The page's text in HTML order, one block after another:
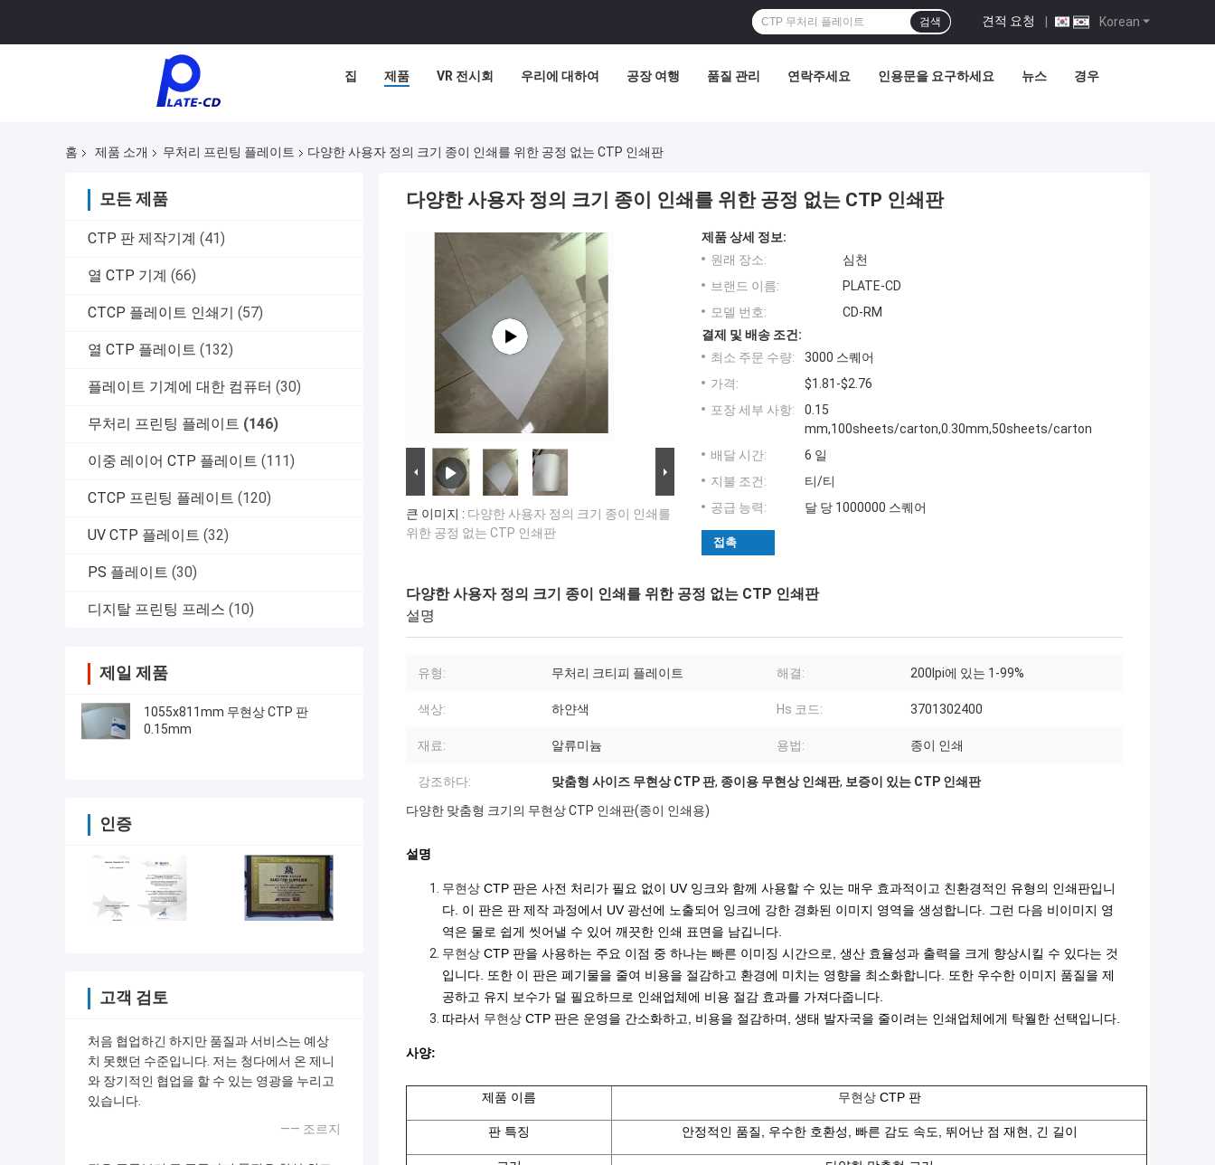
Korean
견적 요청 |
검색
집 제품 VR 전시회 우리에 대하여 공장 여행 품질 관리 연락주세요 인용문을 요구하세요 뉴스 경우
홈 제품 소개 무처리 프린팅 플레이트 다양한 사용자 정의 크기 종이 인쇄를 위한 공정 없는 CTP 인쇄판
모든 제품
CTP 판 제작기계 (41)
열 CTP 기계 (66)
CTCP 플레이트 인쇄기 (57)
열 CTP 플레이트 (132)
플레이트 기계에 대한 컴퓨터 (30)
무처리 프린팅 플레이트 (146)
이중 레이어 CTP 플레이트 (111)
CTCP 프린팅 플레이트 (120)
UV CTP 플레이트 (32)
PS 플레이트 (30)
디지탈 프린팅 프레스 (10)
제일 제품
1055x811mm 무현상 CTP 판
0.15mm
인증
고객 검토
처음 협업하긴 하지만 품질과 서비스는 예상
치 못했던 수준입니다. 저는 청다에서 온 제니
와 장기적인 협업을 할 수 있는 영광을 누리고
있습니다.
—— 조르지
다양한 사용자 정의 크기 종이 인쇄를 위한 공정 없는 CTP 인쇄판
큰 이미지 : 다양한 사용자 정의 크기 종이 인쇄를
위한 공정 없는 CTP 인쇄판
제품 상세 정보:
원래 장소:
심천
브랜드 이름:
PLATE-CD
모델 번호:
CD-RM
결제 및 배송 조건:
최소 주문 수량:
3000 스퀘어
가격:
$1.81-$2.76
포장 세부 사항:
0.15
mm,100sheets/carton,0.30mm,50sheets/carton
배달 시간:
6 일
지불 조건:
티/티
공급 능력:
달 당 1000000 스퀘어
접촉
다양한 사용자 정의 크기 종이 인쇄를 위한 공정 없는 CTP 인쇄판
설명
유형: 무처리 크티피 플레이트 해결: 200lpi에 있는 1-99%
색상: 하얀색 Hs 코드: 3701302400
재료: 알류미늄 용법: 종이 인쇄
강조하다: 맞춤형 사이즈 무현상 CTP 판, 종이용 무현상 인쇄판, 보증이 있는 CTP 인쇄판
다양한 맞춤형 크기의 무현상 CTP 인쇄판(종이 인쇄용)
설명
무현상 CTP 판은 사전 처리가 필요 없이 UV 잉크와 함께 사용할 수 있는 매우 효과적이고 친환경적인 유형의 인쇄판입니
다. 이 판은 판 제작 과정에서 UV 광선에 노출되어 잉크에 강한 경화된 이미지 영역을 생성합니다. 그런 다음 비이미지 영
역은 물로 쉽게 씻어낼 수 있어 깨끗한 인쇄 표면을 남깁니다.
무현상 CTP 판을 사용하는 주요 이점 중 하나는 빠른 이미징 시간으로, 생산 효율성과 출력을 크게 향상시킬 수 있다는 것
입니다. 또한 이 판은 폐기물을 줄여 비용을 절감하고 환경에 미치는 영향을 최소화합니다. 또한 우수한 이미지 품질을 제
공하고 유지 보수가 덜 필요하므로 인쇄업체에 비용 절감 효과를 가져다줍니다.
따라서 무현상 CTP 판은 운영을 간소화하고, 비용을 절감하며, 생태 발자국을 줄이려는 인쇄업체에게 탁월한 선택입니다.
사양:
제품 이름 무현상CTP 판
판 특징 안정적인 품질, 우수한 호환성, 빠른 감도 속도, 뛰어난 점 재현, 긴 길이